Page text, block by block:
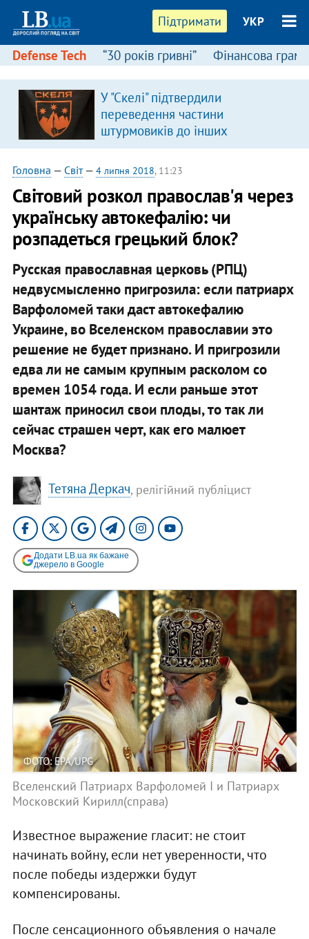
Підтримати УКР
Defense Tech “30 років гривні” Фінансова
У "Скелі" підтвердили
переведення частини
штурмовиків до інших
підрозділів
Головна — Світ— 4 липня 2018, 11:23
Світовий розкол православ'я через
українську автокефалію: чи
розпадеться грецький блок?
Русская православная церковь (РПЦ)
недвусмысленно пригрозила: если патриарх
Варфоломей таки даст автокефалию
Украине, во Вселенском православии это
решение не будет признано. И пригрозили
едва ли не самым крупным расколом со
времен 1054 года. И если раньше этот
шантаж приносил свои плоды, то так ли
сейчас страшен черт, как его малюет
Москва?
Тетяна Деркач, релігійний публіцист
Додати LB.ua як бажане
джерело в Google
ФОТО: EPA/UPG
Вселенский Патриарх Варфоломей I и Патриарх
Московский Кирилл(справа)
Известное выражение гласит: не стоит
начинать войну, если нет уверенности, что
после победы издержки будут
компенсированы.
После сенсационного объявления о начале